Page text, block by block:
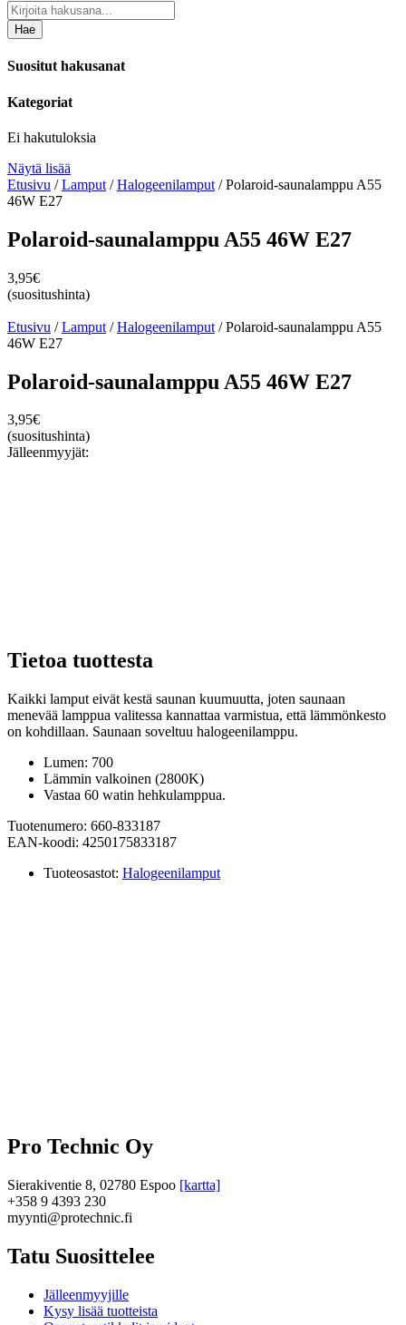
Hae
Suositut hakusanat
Kategoriat
Ei hakutuloksia
Näytä lisää
Etusivu /Lamput /Halogeenilamput / Polaroid-saunalamppu A55
46W E27
Polaroid-saunalamppu A55 46W E27
3,95€
(suositushinta)
Etusivu /Lamput /Halogeenilamput / Polaroid-saunalamppu A55
46W E27
Polaroid-saunalamppu A55 46W E27
3,95€
(suositushinta)
Jälleenmyyjät:
Tietoa tuottesta
Kaikki lamput eivät kestä saunan kuumuutta, joten saunaan
menevää lamppua valitessa kannattaa varmistua, että lämmönkesto
on kohdillaan. Saunaan soveltuu halogeenilamppu.
Lumen: 700
Lämmin valkoinen (2800K)
Vastaa 60 watin hehkulamppua.
Tuotenumero: 660-833187
EAN-koodi: 4250175833187
Tuoteosastot: Halogeenilamput
Pro Technic Oy
Sierakiventie 8, 02780 Espoo [kartta]
+358 9 4393 230
myynti@protechnic.fi
Tatu Suosittelee
Jälleenmyyjille
Kysy lisää tuotteista